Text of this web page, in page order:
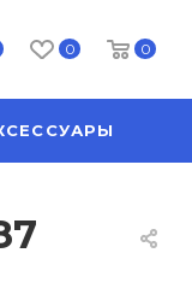
0 0